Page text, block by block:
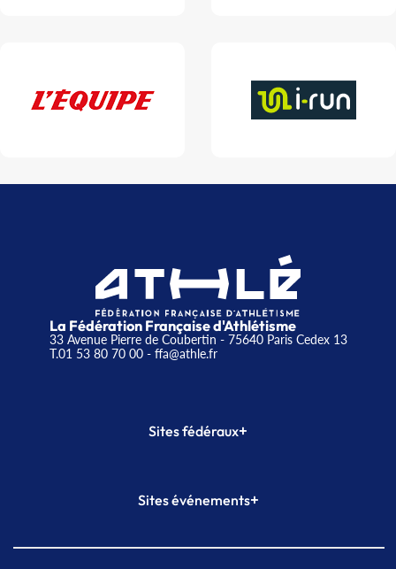
La Fédération Française d'Athlétisme
33 Avenue Pierre de Coubertin - 75640 Paris Cedex 13
T.01 53 80 70 00- ffa@athle.fr
Sites fédéraux+
Plateforme Formation
Sites événements+
Meeting de Paris indoor